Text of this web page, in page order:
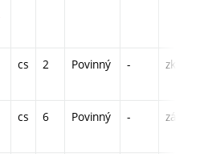
cs 2 Povinný - zk
cs 6 Povinný - zá,zk